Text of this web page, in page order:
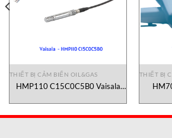
THIẾT BỊ CẢM BIẾN OIL&GAS
HMP110 C15C0C5B0 Vaisala
THIẾT BỊ